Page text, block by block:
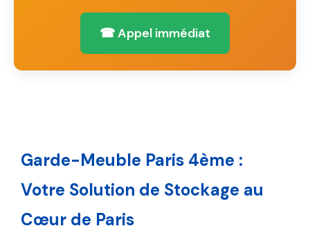
☎ Appel immédiat
Garde-Meuble Paris 4ème :
Votre Solution de Stockage au
Cœur de Paris